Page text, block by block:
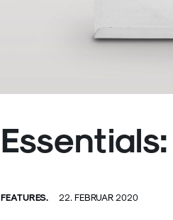
FEATURES. 22. FEBRUAR 2020